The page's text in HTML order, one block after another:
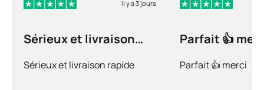
il y a 3 jours
Sérieux et livraison
Sérieux et livraison rapide
Parfait 👍
Parfait 👍 merci